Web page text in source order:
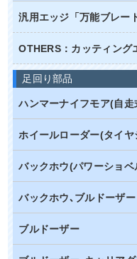
汎用エッジ「万能ブレー
OTHERS：カッティング
足回り部品
ハンマーナイフモア(自走
ホイールローダー(タイヤ
バックホウ(パワーショベ
バックホウ､ブルドーザー
ブルドーザー